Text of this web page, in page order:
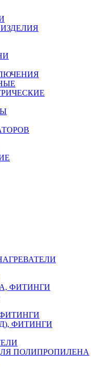
ФИТИНГИ
ФИТИНГИ
ПОЛИПРОПИЛЕНА